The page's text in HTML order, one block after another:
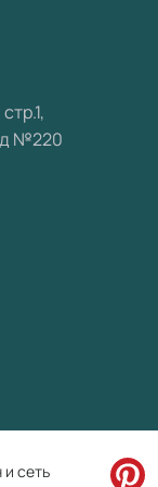
№220
сеть